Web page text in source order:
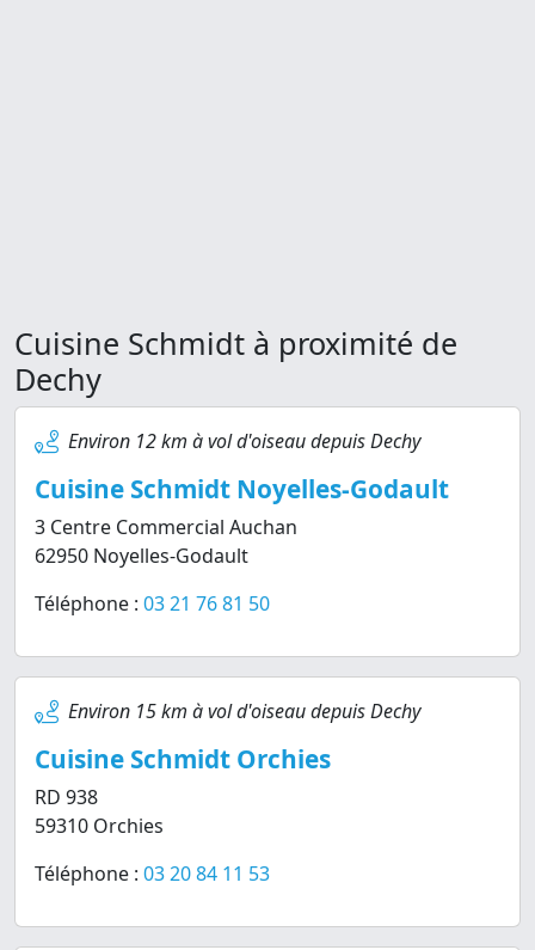
Cuisine Schmidt à proximité de
Dechy
Environ 12 km à vol d'oiseau depuis Dechy
Cuisine Schmidt Noyelles-Godault
3 Centre Commercial Auchan
62950 Noyelles-Godault
Téléphone : 03 21 76 81 50
Environ 15 km à vol d'oiseau depuis Dechy
Cuisine Schmidt Orchies
RD 938
59310 Orchies
Téléphone : 03 20 84 11 53